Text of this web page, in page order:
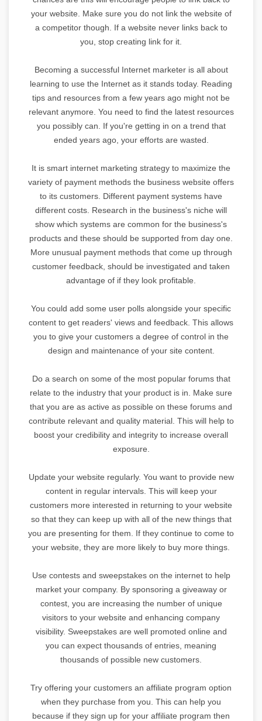
your website. Make sure you do not link the website of
a competitor though. If a website never links back to
you, stop creating link for it.
Becoming a successful Internet marketer is all about
learning to use the Internet as it stands today. Reading
tips and resources from a few years ago might not be
relevant anymore. You need to find the latest resources
you possibly can. If you're getting in on a trend that
ended years ago, your efforts are wasted.
It is smart internet marketing strategy to maximize the
variety of payment methods the business website offers
to its customers. Different payment systems have
different costs. Research in the business's niche will
show which systems are common for the business's
products and these should be supported from day one.
More unusual payment methods that come up through
customer feedback, should be investigated and taken
advantage of if they look profitable.
You could add some user polls alongside your specific
content to get readers' views and feedback. This allows
you to give your customers a degree of control in the
design and maintenance of your site content.
Do a search on some of the most popular forums that
relate to the industry that your product is in. Make sure
that you are as active as possible on these forums and
contribute relevant and quality material. This will help to
boost your credibility and integrity to increase overall
exposure.
Update your website regularly. You want to provide new
content in regular intervals. This will keep your
customers more interested in returning to your website
so that they can keep up with all of the new things that
you are presenting for them. If they continue to come to
your website, they are more likely to buy more things.
Use contests and sweepstakes on the internet to help
market your company. By sponsoring a giveaway or
contest, you are increasing the number of unique
visitors to your website and enhancing company
visibility. Sweepstakes are well promoted online and
you can expect thousands of entries, meaning
thousands of possible new customers.
Try offering your customers an affiliate program option
when they purchase from you. This can help you
because if they sign up for your affiliate program then